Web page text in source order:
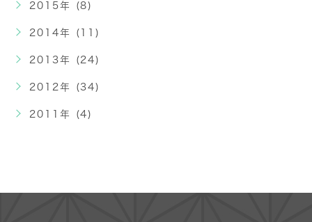
2015年 (8)
2014年 (11)
2013年 (24)
2012年 (34)
2011年 (4)